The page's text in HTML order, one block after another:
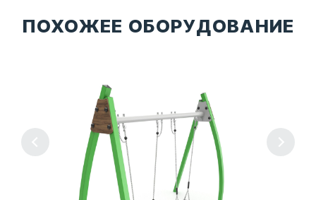
ПОХОЖЕЕ ОБОРУДОВАНИЕ